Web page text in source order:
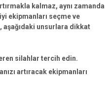
kalmaz, aynı zamanda
ekipmanları seçme ve
aşağıdaki unsurlara dikkat
silahlar tercih edin.
artıracak ekipmanları